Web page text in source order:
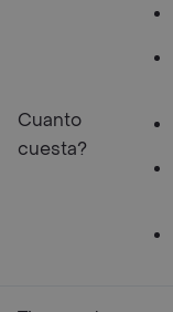
Cuanto
cuesta?